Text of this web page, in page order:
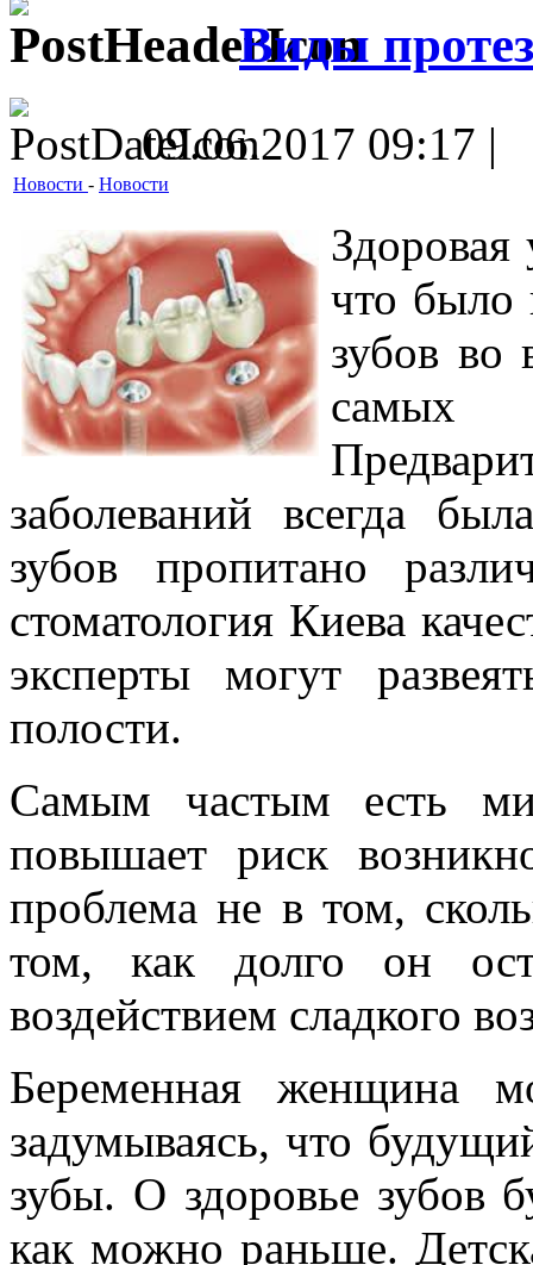
Виды
09.06.2017 09:17 |
Новости - Новости
Здоровая
что было
зубов во
самых
заболеваний всегда
зубов пропитано
стоматология Киева
эксперты могут
полости.
Самым частым есть
повышает риск
проблема не в том,
том, как долго он
воздействием сладкого
Беременная женщина
задумываясь, что
зубы. О здоровье зубов
как можно раньше.